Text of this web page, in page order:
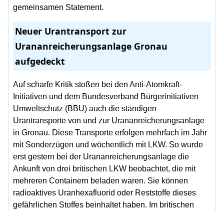
gemeinsamen Statement.
Neuer Urantransport zur
Urananreicherungsanlage Gronau
aufgedeckt
Auf scharfe Kritik stoßen bei den Anti-Atomkraft-
Initiativen und dem Bundesverband Bürgerinitiativen
Umweltschutz (BBU) auch die ständigen
Urantransporte von und zur Urananreicherungsanlage
in Gronau. Diese Transporte erfolgen mehrfach im Jahr
mit Sonderzügen und wöchentlich mit LKW. So wurde
erst gestern bei der Urananreicherungsanlage die
Ankunft von drei britischen LKW beobachtet, die mit
mehreren Containern beladen waren. Sie können
radioaktives Uranhexafluorid oder Reststoffe dieses
gefährlichen Stoffes beinhaltet haben. Im britischen